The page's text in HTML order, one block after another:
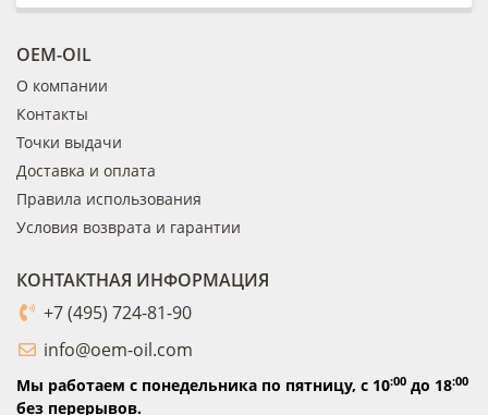
OEM-OIL
О компании
Контакты
Точки выдачи
Доставка и оплата
Правила использования
Условия возврата и гарантии
КОНТАКТНАЯ ИНФОРМАЦИЯ
+7 (495) 724-81-90
info@oem-oil.com
Мы работаем с понедельника по пятницу, с 10:00 до 18:00
без перерывов.